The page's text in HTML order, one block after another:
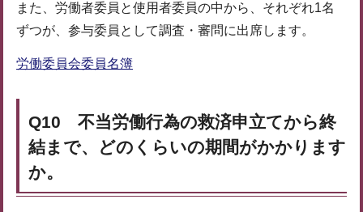
また、労働者委員と使用者委員の中から、それぞれ1名
ずつが、参与委員として調査・審問に出席します。
労働委員会委員名簿
Q10 不当労働行為の救済申立てから終
結まで、どのくらいの期間がかかります
か。